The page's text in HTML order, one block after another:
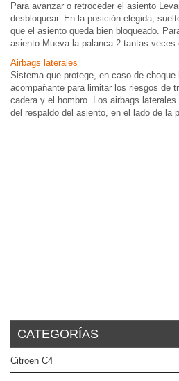
Para avanzar o retroceder el asiento
desbloquear. En la posición elegida,
que el asiento queda bien bloqueado.
asiento Mueva la palanca 2 tantas veces
Airbags laterales
Sistema que protege, en caso de
acompañante para limitar los riesgos de
cadera y el hombro. Los airbags
del respaldo del asiento, en el lado de la
CATEGORÍAS
Citroen C4